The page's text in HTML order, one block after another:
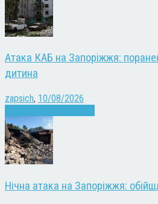
Атака КАБ на Запоріжжя:
дитина
zapsich, 10/08/2026
Нічна атака на Запоріжжя: